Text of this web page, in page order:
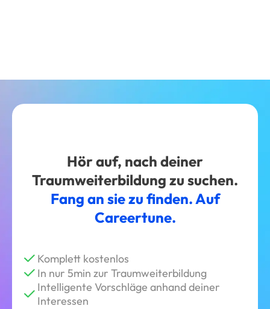
Hör auf, nach deiner
Traumweiterbildung zu suchen.
Fang an sie zu finden. Auf
Careertune.
Komplett kostenlos
In nur 5min zur Traumweiterbildung
Intelligente Vorschläge anhand deiner
Interessen